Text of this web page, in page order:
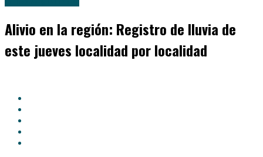
Alivio en la región: Registro de lluvia de
este jueves localidad por localidad